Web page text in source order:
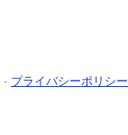
- プライバシーポリシー